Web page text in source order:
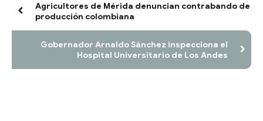
Agricultores de Mérida denuncian contrabando de
producción colombiana
Gobernador Arnaldo Sánchez inspecciona el
Hospital Universitario de Los Andes